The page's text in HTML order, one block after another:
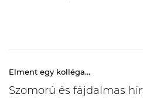
Elment egy kolléga...
Szomorú és fájdalmas